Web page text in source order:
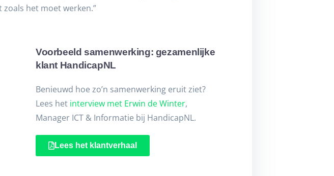
het moet werken.”
Voorbeeld samenwerking: gezamenlijke
klant HandicapNL
Benieuwd hoe zo’n samenwerking eruit ziet?
Lees het interview met Erwin de Winter,
Manager ICT & Informatie bij HandicapNL.
Lees het klantverhaal